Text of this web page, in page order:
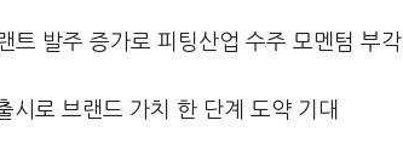
트 발주 증가로 피팅산업 수주 모멘텀 부각
시로 브랜드 가치 한 단계 도약 기대